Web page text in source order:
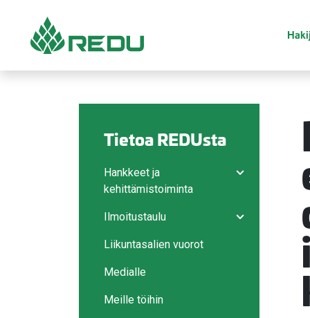
Tietoa REDUsta
Avaa/sulje
Hankkeet ja
kehittämistoiminta
Avaa/sulje
Ilmoitustaulu
Liikuntasalien vuorot
Medialle
Meille töihin